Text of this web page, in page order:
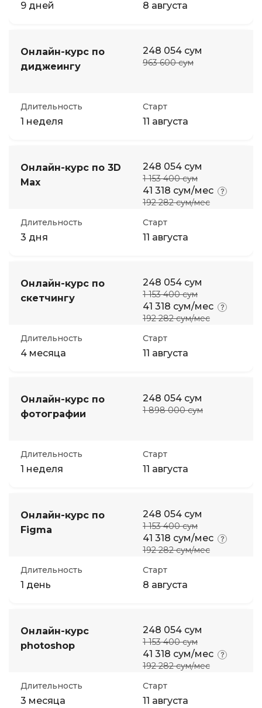
9 дней 8 августа
Онлайн-курс по
диджеингу
248 054 сум
963 600 сум
Длительность
1 неделя
Старт
11 августа
Онлайн-курс по 3D
Max
248 054 сум
1 153 400 сум
41 318 сум/мес
192 282 сум/мес
Длительность
3 дня
Старт
11 августа
Онлайн-курс по
скетчингу
248 054 сум
1 153 400 сум
41 318 сум/мес
192 282 сум/мес
Длительность
4 месяца
Старт
11 августа
Онлайн-курс по
фотографии
248 054 сум
1 898 000 сум
Длительность
1 неделя
Старт
11 августа
Онлайн-курс по
Figma
248 054 сум
1 153 400 сум
41 318 сум/мес
192 282 сум/мес
Длительность
1 день
Старт
8 августа
Онлайн-курс
photoshop
248 054 сум
1 153 400 сум
41 318 сум/мес
192 282 сум/мес
Длительность
3 месяца
Старт
11 августа